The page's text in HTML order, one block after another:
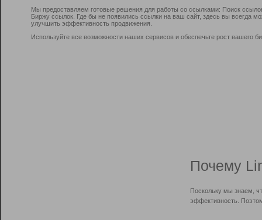
Мы предоставляем готовые решения для работы со ссылками: Поиск
Биржу ссылок. Где бы не появились ссылки на ваш сайт, здесь вы всегда
улучшить эффективность продвижения.
Используйте все возможности наших сервисов и обеспечьте рост вашего
Почему
Поскольку мы знаем,
эффективность.